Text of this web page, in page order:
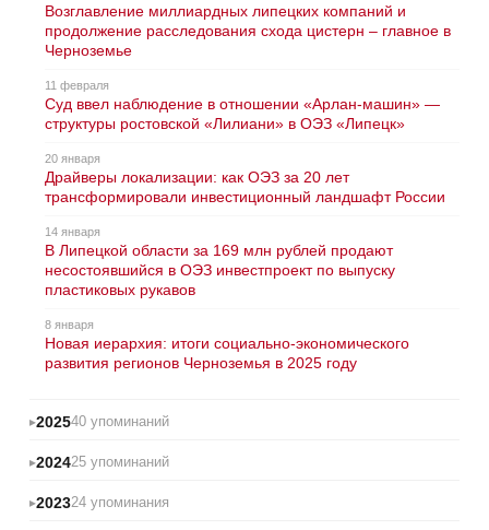
Возглавление миллиардных липецких компаний и
продолжение расследования схода цистерн – главное в
Черноземье
11 февраля
Суд ввел наблюдение в отношении «Арлан-машин» —
структуры ростовской «Лилиани» в ОЭЗ «Липецк»
20 января
Драйверы локализации: как ОЭЗ за 20 лет
трансформировали инвестиционный ландшафт России
14 января
В Липецкой области за 169 млн рублей продают
несостоявшийся в ОЭЗ инвестпроект по выпуску
пластиковых рукавов
8 января
Новая иерархия: итоги социально-экономического
развития регионов Черноземья в 2025 году
202540 упоминаний
202425 упоминаний
202324 упоминания